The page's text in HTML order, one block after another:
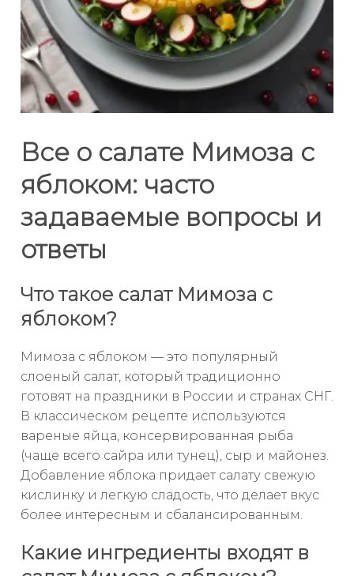
Все о салате Мимоза с
яблоком: часто
задаваемые вопросы и
ответы
Что такое салат Мимоза с
яблоком?
Мимоза с яблоком — это популярный
слоеный салат, который традиционно
готовят на праздники в России и странах СНГ.
В классическом рецепте используются
вареные яйца, консервированная рыба
(чаще всего сайра или тунец), сыр и майонез.
Добавление яблока придает салату свежую
кислинку и легкую сладость, что делает вкус
более интересным и сбалансированным.
Какие ингредиенты входят в